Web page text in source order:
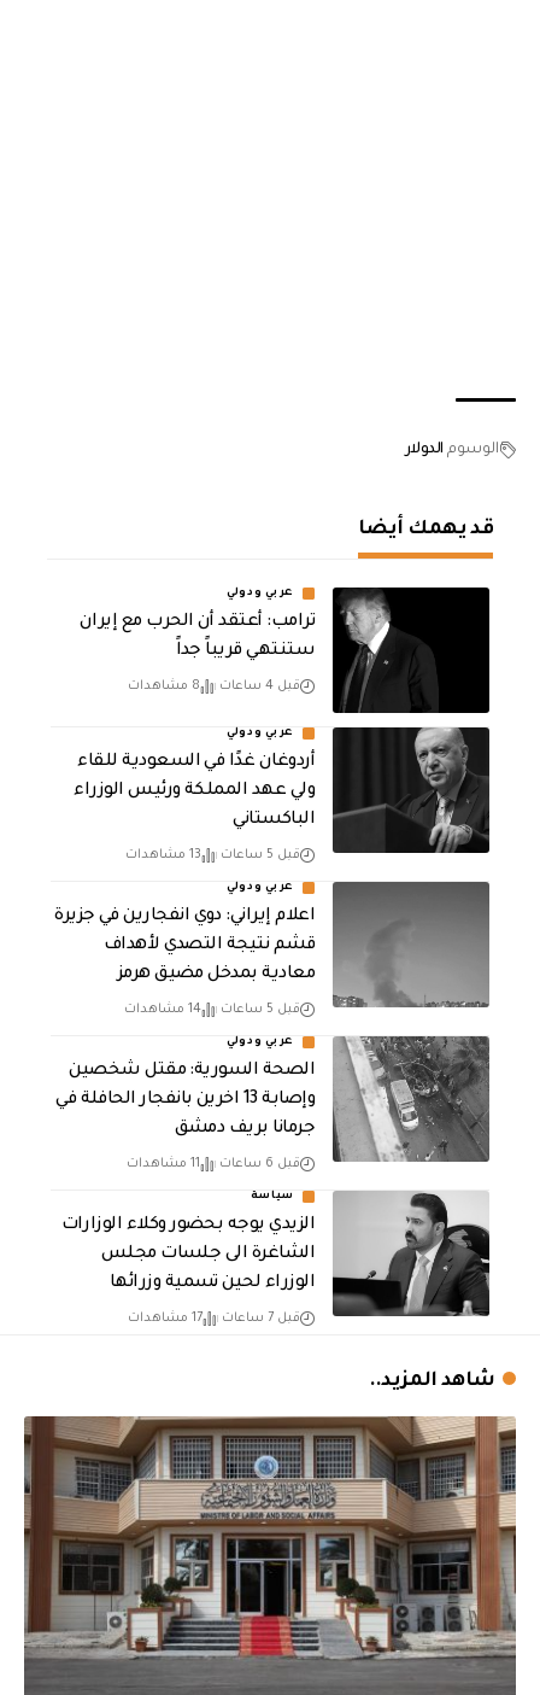
الوسوم الدولار
قد يهمك أيضا
عربي ودولي
‏ترامب: أعتقد أن الحرب مع إيران
ستنتهي قريباً جداً
قبل 4 ساعات 8 مشاهدات
عربي ودولي
أردوغان غدًا في السعودية للقاء
ولي عهد المملكة ورئيس الوزراء
الباكستاني
قبل 5 ساعات 13 مشاهدات
عربي ودولي
اعلام إيراني: دوي انفجارين في جزيرة
قشم نتيجة التصدي لأهداف
معادية بمدخل مضيق هرمز
قبل 5 ساعات 14 مشاهدات
عربي ودولي
الصحة السورية: مقتل شخصين
وإصابة 13 اخرين بانفجار الحافلة في
جرمانا بريف دمشق
قبل 6 ساعات 11 مشاهدات
سياسة
الزيدي يوجه بحضور وكلاء الوزارات
الشاغرة الى جلسات مجلس
الوزراء لحين تسمية وزرائها
قبل 7 ساعات 17 مشاهدات
شاهد المزيد..